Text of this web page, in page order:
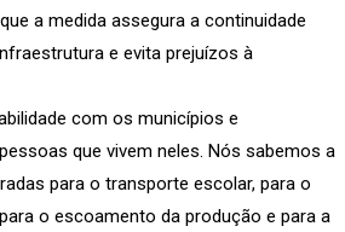
a medida assegura a continuidade
e evita prejuízos à
com os municípios e
que vivem neles. Nós sabemos a
para o transporte escolar, para o
o escoamento da produção e para a